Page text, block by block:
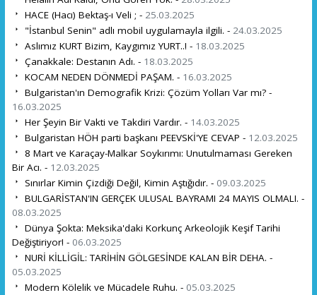
HACE (Hacı) Bektaş-ı Veli ; - 25.03.2025
"İstanbul Senin" adlı mobil uygulamayla ilgili. - 24.03.2025
Aslımız KURT Bizim, Kaygımız YURT..! - 18.03.2025
Çanakkale: Destanın Adı. - 18.03.2025
KOCAM NEDEN DÖNMEDİ PAŞAM. - 16.03.2025
Bulgaristan'ın Demografik Krizi: Çözüm Yolları Var mı? -
16.03.2025
Her Şeyin Bir Vakti ve Takdiri Vardır. - 14.03.2025
Bulgaristan HÖH parti başkanı PEEVSKİ'YE CEVAP - 12.03.2025
8 Mart ve Karaçay-Malkar Soykırımı: Unutulmaması Gereken
Bir Acı. - 12.03.2025
Sınırlar Kimin Çizdiği Değil, Kimin Aştığıdır. - 09.03.2025
BULGARİSTAN'IN GERÇEK ULUSAL BAYRAMI 24 MAYIS OLMALI. -
08.03.2025
Dünya Şokta: Meksika'daki Korkunç Arkeolojik Keşif Tarihi
Değiştiriyor! - 06.03.2025
NURİ KİLLİGİL: TARİHİN GÖLGESİNDE KALAN BİR DEHA. -
05.03.2025
Modern Kölelik ve Mücadele Ruhu. - 05.03.2025